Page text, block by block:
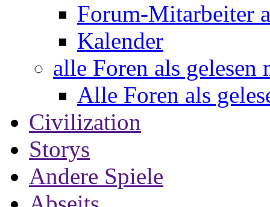
Forum-Mitarbeiter
Kalender
alle Foren als gelesen
Alle Foren als
Civilization
Storys
Andere Spiele